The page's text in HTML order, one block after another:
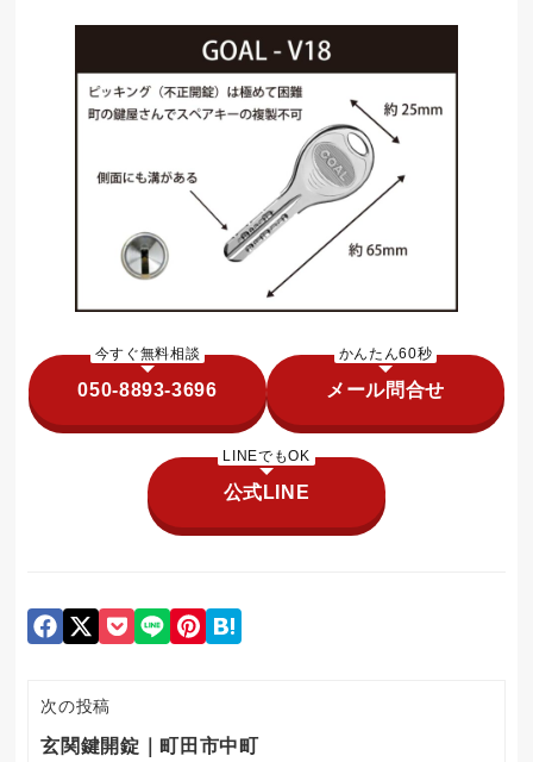
今すぐ無料相談
050-8893-3696
かんたん60秒
メール問合せ
LINEでもOK
公式LINE
次の投稿
玄関鍵開錠｜町田市中町